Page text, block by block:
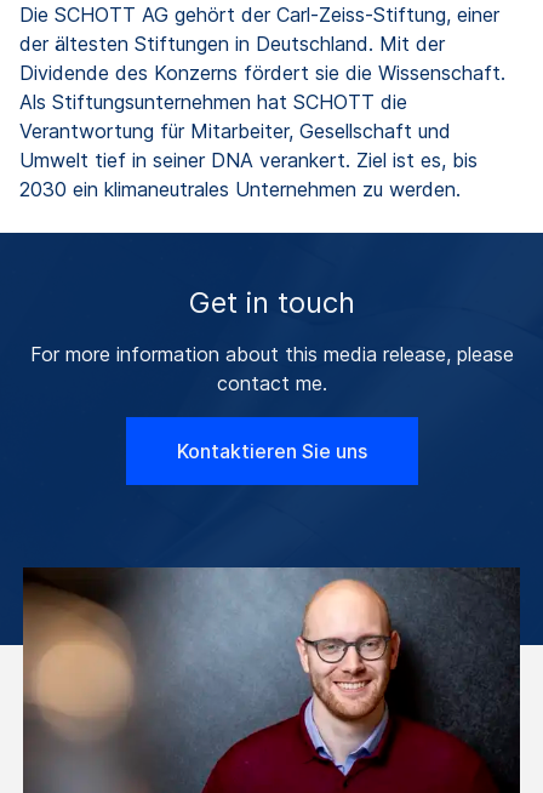
Die SCHOTT AG gehört der Carl-Zeiss-Stiftung, einer
der ältesten Stiftungen in Deutschland. Mit der
Dividende des Konzerns fördert sie die Wissenschaft.
Als Stiftungsunternehmen hat SCHOTT die
Verantwortung für Mitarbeiter, Gesellschaft und
Umwelt tief in seiner DNA verankert. Ziel ist es, bis
2030 ein klimaneutrales Unternehmen zu werden.
Get in touch
For more information about this media release, please
contact me.
Kontaktieren Sie uns